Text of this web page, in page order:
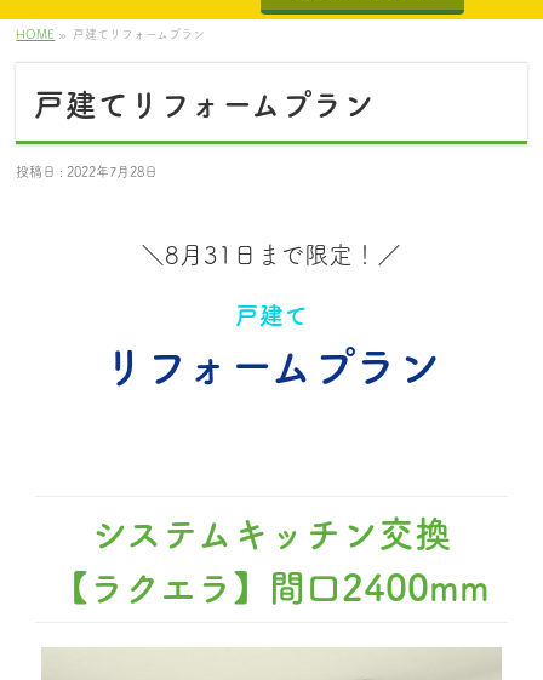
HOME » 戸建てリフォームプラン
戸建てリフォームプラン
投稿日 : 2022年7月28日
＼8月31日まで限定！／
戸建て
リフォームプラン
システムキッチン交換
【ラクエラ】間口2400mm